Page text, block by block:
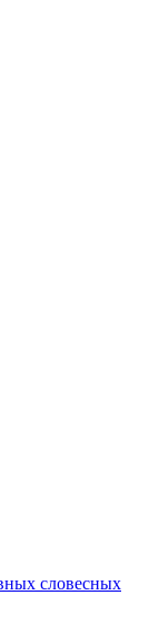
словесных